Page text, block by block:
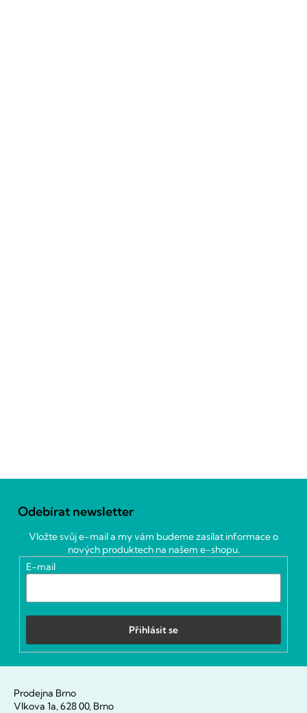
Odebírat newsletter
Vložte svůj e-mail a my vám budeme zasílat informace o
nových produktech na našem e-shopu.
E-mail
Přihlásit se
Prodejna Brno
Vlkova 1a, 628 00, Brno